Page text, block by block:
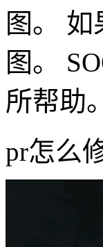
图。
图。
所帮助。
pr怎么